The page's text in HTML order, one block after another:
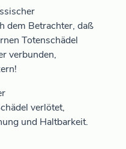
dem Betrachter, daß
Totenschädel
verbunden,
verlötet,
und Haltbarkeit.